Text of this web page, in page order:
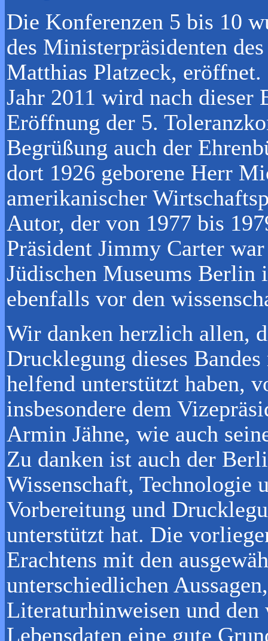
Die Konferenzen 5 bis 10
des Ministerpräsidenten
Matthias Platzeck,
Jahr 2011 wird nach dieser
Eröffnung der 5.
Begrüßung auch der
dort 1926 geborene Herr
amerikanischer
Autor, der von 1977 bis
Präsident Jimmy Carter
Jüdischen Museums
ebenfalls vor den
Wir danken herzlich allen,
Drucklegung dieses
helfend unterstützt haben,
insbesondere dem
Armin Jähne, wie auch
Zu danken ist auch der
Wissenschaft, Technologie
Vorbereitung und
unterstützt hat. Die
Erachtens mit den
unterschiedlichen
Literaturhinweisen und den
Lebensdaten eine gute